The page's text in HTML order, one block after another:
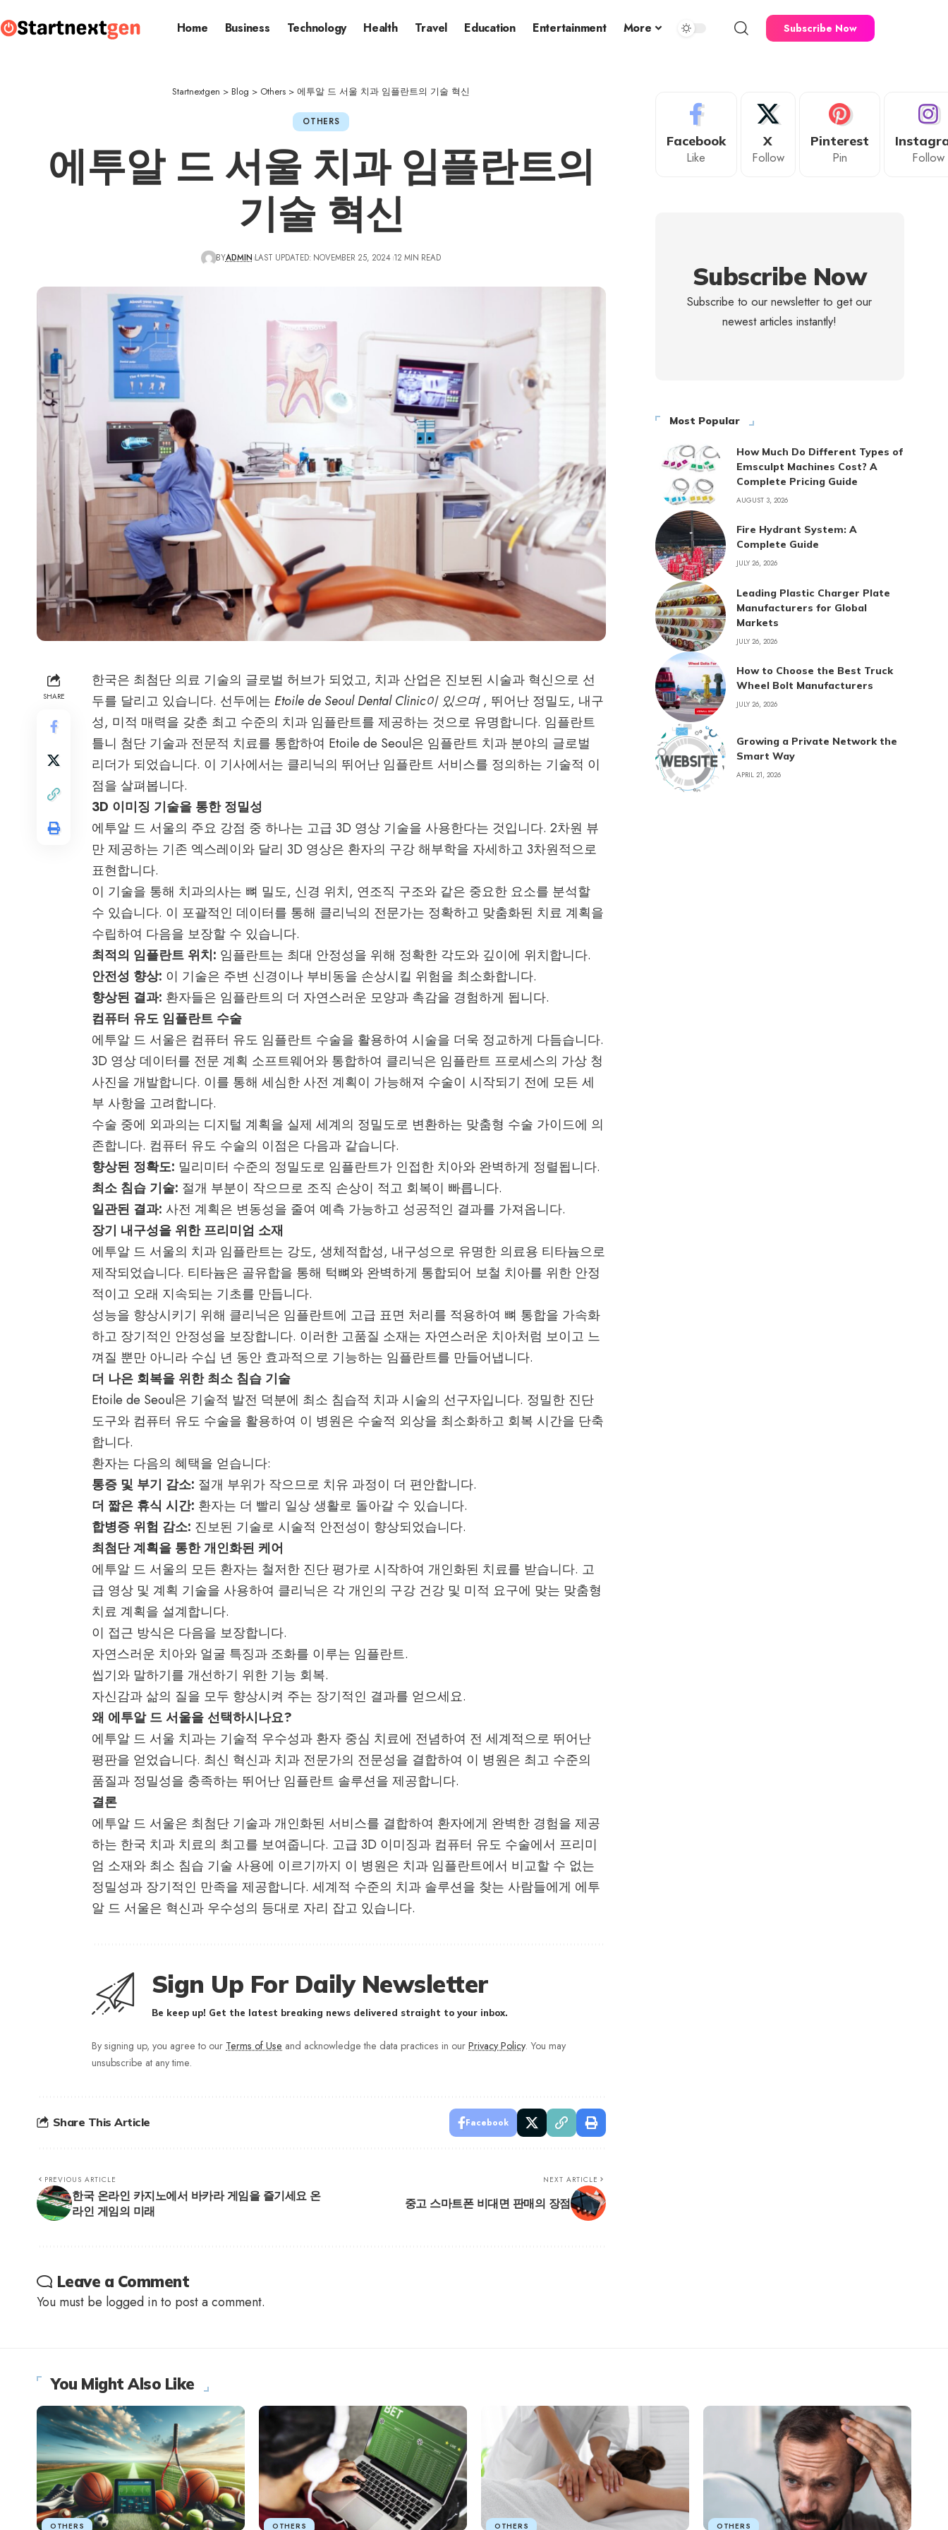
Home Business Technology Health Travel Education Entertainment More Subscribe Now
Startnextgen > Blog > Others >에투알 드 서울 치과 임플란트의 기술 혁신
OTHERS
에투알 드 서울 치과 임플란트의
기술 혁신
BYADMIN LAST UPDATED: NOVEMBER 25, 2024 12 MIN READ
SHARE
한국은 최첨단 의료 기술의 글로벌 허브가 되었고, 치과 산업은 진보된 시술과 혁신으로 선
두를 달리고 있습니다. 선두에는 Etoile de Seoul Dental Clinic이 있으며, 뛰어난 정밀도, 내구
성, 미적 매력을 갖춘 최고 수준의 치과 임플란트를 제공하는 것으로 유명합니다. 임플란트
틀니 첨단 기술과 전문적 치료를 통합하여 Etoile de Seoul은 임플란트 치과 분야의 글로벌
리더가 되었습니다. 이 기사에서는 클리닉의 뛰어난 임플란트 서비스를 정의하는 기술적 이
점을 살펴봅니다.
3D 이미징 기술을 통한 정밀성
에투알 드 서울의 주요 강점 중 하나는 고급 3D 영상 기술을 사용한다는 것입니다. 2차원 뷰
만 제공하는 기존 엑스레이와 달리 3D 영상은 환자의 구강 해부학을 자세하고 3차원적으로
표현합니다.
이 기술을 통해 치과의사는 뼈 밀도, 신경 위치, 연조직 구조와 같은 중요한 요소를 분석할
수 있습니다. 이 포괄적인 데이터를 통해 클리닉의 전문가는 정확하고 맞춤화된 치료 계획을
수립하여 다음을 보장할 수 있습니다.
최적의 임플란트 위치: 임플란트는 최대 안정성을 위해 정확한 각도와 깊이에 위치합니다.
안전성 향상: 이 기술은 주변 신경이나 부비동을 손상시킬 위험을 최소화합니다.
향상된 결과: 환자들은 임플란트의 더 자연스러운 모양과 촉감을 경험하게 됩니다.
컴퓨터 유도 임플란트 수술
에투알 드 서울은 컴퓨터 유도 임플란트 수술을 활용하여 시술을 더욱 정교하게 다듬습니다.
3D 영상 데이터를 전문 계획 소프트웨어와 통합하여 클리닉은 임플란트 프로세스의 가상 청
사진을 개발합니다. 이를 통해 세심한 사전 계획이 가능해져 수술이 시작되기 전에 모든 세
부 사항을 고려합니다.
수술 중에 외과의는 디지털 계획을 실제 세계의 정밀도로 변환하는 맞춤형 수술 가이드에 의
존합니다. 컴퓨터 유도 수술의 이점은 다음과 같습니다.
향상된 정확도: 밀리미터 수준의 정밀도로 임플란트가 인접한 치아와 완벽하게 정렬됩니다.
최소 침습 기술: 절개 부분이 작으므로 조직 손상이 적고 회복이 빠릅니다.
일관된 결과: 사전 계획은 변동성을 줄여 예측 가능하고 성공적인 결과를 가져옵니다.
장기 내구성을 위한 프리미엄 소재
에투알 드 서울의 치과 임플란트는 강도, 생체적합성, 내구성으로 유명한 의료용 티타늄으로
제작되었습니다. 티타늄은 골유합을 통해 턱뼈와 완벽하게 통합되어 보철 치아를 위한 안정
적이고 오래 지속되는 기초를 만듭니다.
성능을 향상시키기 위해 클리닉은 임플란트에 고급 표면 처리를 적용하여 뼈 통합을 가속화
하고 장기적인 안정성을 보장합니다. 이러한 고품질 소재는 자연스러운 치아처럼 보이고 느
껴질 뿐만 아니라 수십 년 동안 효과적으로 기능하는 임플란트를 만들어냅니다.
더 나은 회복을 위한 최소 침습 기술
Etoile de Seoul은 기술적 발전 덕분에 최소 침습적 치과 시술의 선구자입니다. 정밀한 진단
도구와 컴퓨터 유도 수술을 활용하여 이 병원은 수술적 외상을 최소화하고 회복 시간을 단축
합니다.
환자는 다음의 혜택을 얻습니다:
통증 및 부기 감소: 절개 부위가 작으므로 치유 과정이 더 편안합니다.
더 짧은 휴식 시간: 환자는 더 빨리 일상 생활로 돌아갈 수 있습니다.
합병증 위험 감소: 진보된 기술로 시술적 안전성이 향상되었습니다.
최첨단 계획을 통한 개인화된 케어
에투알 드 서울의 모든 환자는 철저한 진단 평가로 시작하여 개인화된 치료를 받습니다. 고
급 영상 및 계획 기술을 사용하여 클리닉은 각 개인의 구강 건강 및 미적 요구에 맞는 맞춤형
치료 계획을 설계합니다.
이 접근 방식은 다음을 보장합니다.
자연스러운 치아와 얼굴 특징과 조화를 이루는 임플란트.
씹기와 말하기를 개선하기 위한 기능 회복.
자신감과 삶의 질을 모두 향상시켜 주는 장기적인 결과를 얻으세요.
왜 에투알 드 서울을 선택하시나요?
에투알 드 서울 치과는 기술적 우수성과 환자 중심 치료에 전념하여 전 세계적으로 뛰어난
평판을 얻었습니다. 최신 혁신과 치과 전문가의 전문성을 결합하여 이 병원은 최고 수준의
품질과 정밀성을 충족하는 뛰어난 임플란트 솔루션을 제공합니다.
결론
에투알 드 서울은 최첨단 기술과 개인화된 서비스를 결합하여 환자에게 완벽한 경험을 제공
하는 한국 치과 치료의 최고를 보여줍니다. 고급 3D 이미징과 컴퓨터 유도 수술에서 프리미
엄 소재와 최소 침습 기술 사용에 이르기까지 이 병원은 치과 임플란트에서 비교할 수 없는
정밀성과 장기적인 만족을 제공합니다. 세계적 수준의 치과 솔루션을 찾는 사람들에게 에투
알 드 서울은 혁신과 우수성의 등대로 자리 잡고 있습니다.
Sign Up For Daily Newsletter
Be keep up! Get the latest breaking news delivered straight to your inbox.
By signing up, you agree to our Terms of Use and acknowledge the data practices in our Privacy Policy. You may
unsubscribe at any time.
Share This Article Facebook
PREVIOUS ARTICLE
한국 온라인 카지노에서 바카라 게임을 즐기세요 온
라인 게임의 미래
NEXT ARTICLE
중고 스마트폰 비대면 판매의 장점
Leave a Comment
You must be logged into post a comment.
Facebook
Like
X
Follow
Pinterest
Pin Follow
Subscribe Now
Subscribe to our newsletter to get our
newest articles instantly!
Most Popular
How Much Do Different Types of
Emsculpt Machines Cost? A
Complete Pricing Guide
AUGUST 3, 2026
Fire Hydrant System: A
Complete Guide
JULY 26, 2026
Leading Plastic Charger Plate
Manufacturers for Global
Markets
JULY 26, 2026
How to Choose the Best Truck
Wheel Bolt Manufacturers
JULY 26, 2026
Growing a Private Network the
Smart Way
APRIL 21, 2026
You Might Also Like
OTHERS OTHERS OTHERS OTHERS